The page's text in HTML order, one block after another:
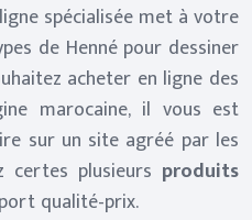
spécialisée met à votre
de Henné pour dessiner
acheter en ligne des
marocaine, il vous est
sur un site agréé par les
certes plusieurs produits
qualité-prix.